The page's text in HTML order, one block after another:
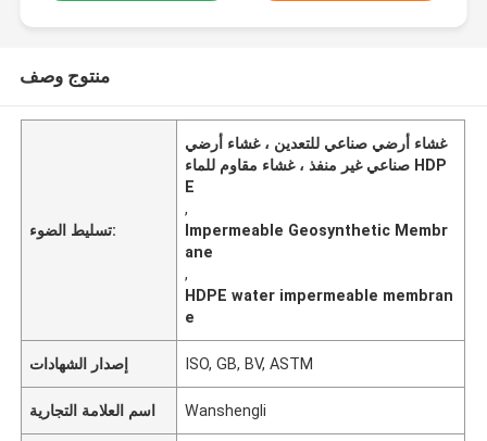
منتوج وصف
تسليط الضوء:
غشاء أرضي صناعي للتعدين ، غشاء أرضي
صناعي غير منفذ ، غشاء مقاوم للماء HDP
E
,
Impermeable Geosynthetic Membr
ane
,
HDPE water impermeable membran
e
إصدار الشهادات ISO, GB, BV, ASTM
اسم العلامة التجارية Wanshengli